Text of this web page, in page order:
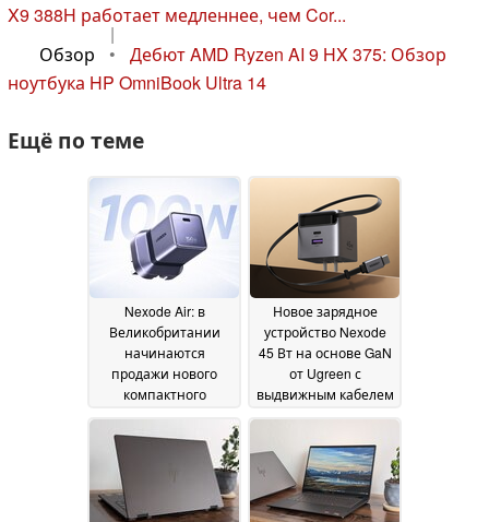
X9 388H работает медленнее, чем Cor...
|
Обзор
•
Дебют AMD Ryzen AI 9 HX 375: Обзор
ноутбука HP OmniBook Ultra 14
Ещё по теме
Nexode Air: в
Великобритании
начинаются
продажи нового
компактного
устройства GaN
мощностью 100 Вт
от компании Ugreen
Новое зарядное
устройство Nexode
45 Вт на основе GaN
от Ugreen с
выдвижным кабелем